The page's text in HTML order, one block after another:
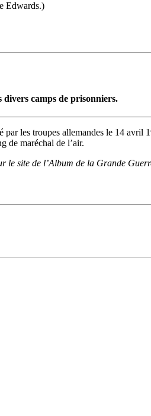
Edwards.)
camps de prisonniers.
les troupes allemandes le 14 avril
de maréchal de l’air.
le site de l’Album de la Grande